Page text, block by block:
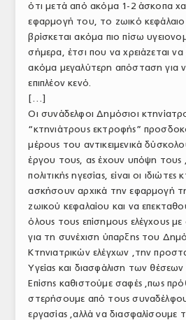
ότι μετά από ακόμα 1-2 άσκοπα
εφαρμογή του, το ζωικό
βρίσκεται ακόμα πιο πίσω
σήμερα, έτσι που να χρειάζεται να
ακόμα μεγαλύτερη απόσταση για
επιπλέον κενό.
[…]
Οι συνάδελφοι Δημόσιοι
“κτηνιάτρους εκτροφής”
μέρους του αντικειμενικά
έργου τους, ας έχουν υπόψη τους
πολιτικής ηγεσίας, είναι οι ιδιώτες
ασκήσουν αρχικά την εφαρμογή
ζωικού κεφαλαίου και να
όλους τους επίσημους ελέγχους
για τη συνέχιση ύπαρξης του
Κτηνιατρικών ελέγχων ,την
Υγείας και διασφάλιση των θέσεων
Επίσης καθιστούμε σαφές ,πως
στερήσουμε από τους συναδέλφους
εργασίας ,αλλά να διασφαλίσουμε